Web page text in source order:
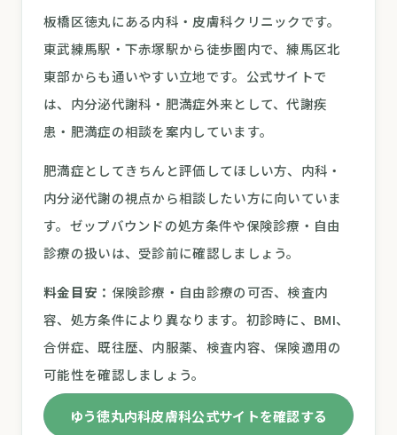
板橋区徳丸にある内科・皮膚科クリニックです。
東武練馬駅・下赤塚駅から徒歩圏内で、練馬区北
東部からも通いやすい立地です。公式サイトで
は、内分泌代謝科・肥満症外来として、代謝疾
患・肥満症の相談を案内しています。
肥満症としてきちんと評価してほしい方、内科・
内分泌代謝の視点から相談したい方に向いていま
す。ゼップバウンドの処方条件や保険診療・自由
診療の扱いは、受診前に確認しましょう。
料金目安： 保険診療・自由診療の可否、検査内
容、処方条件により異なります。初診時に、BMI、
合併症、既往歴、内服薬、検査内容、保険適用の
可能性を確認しましょう。
ゆう徳丸内科皮膚科公式サイトを確認する